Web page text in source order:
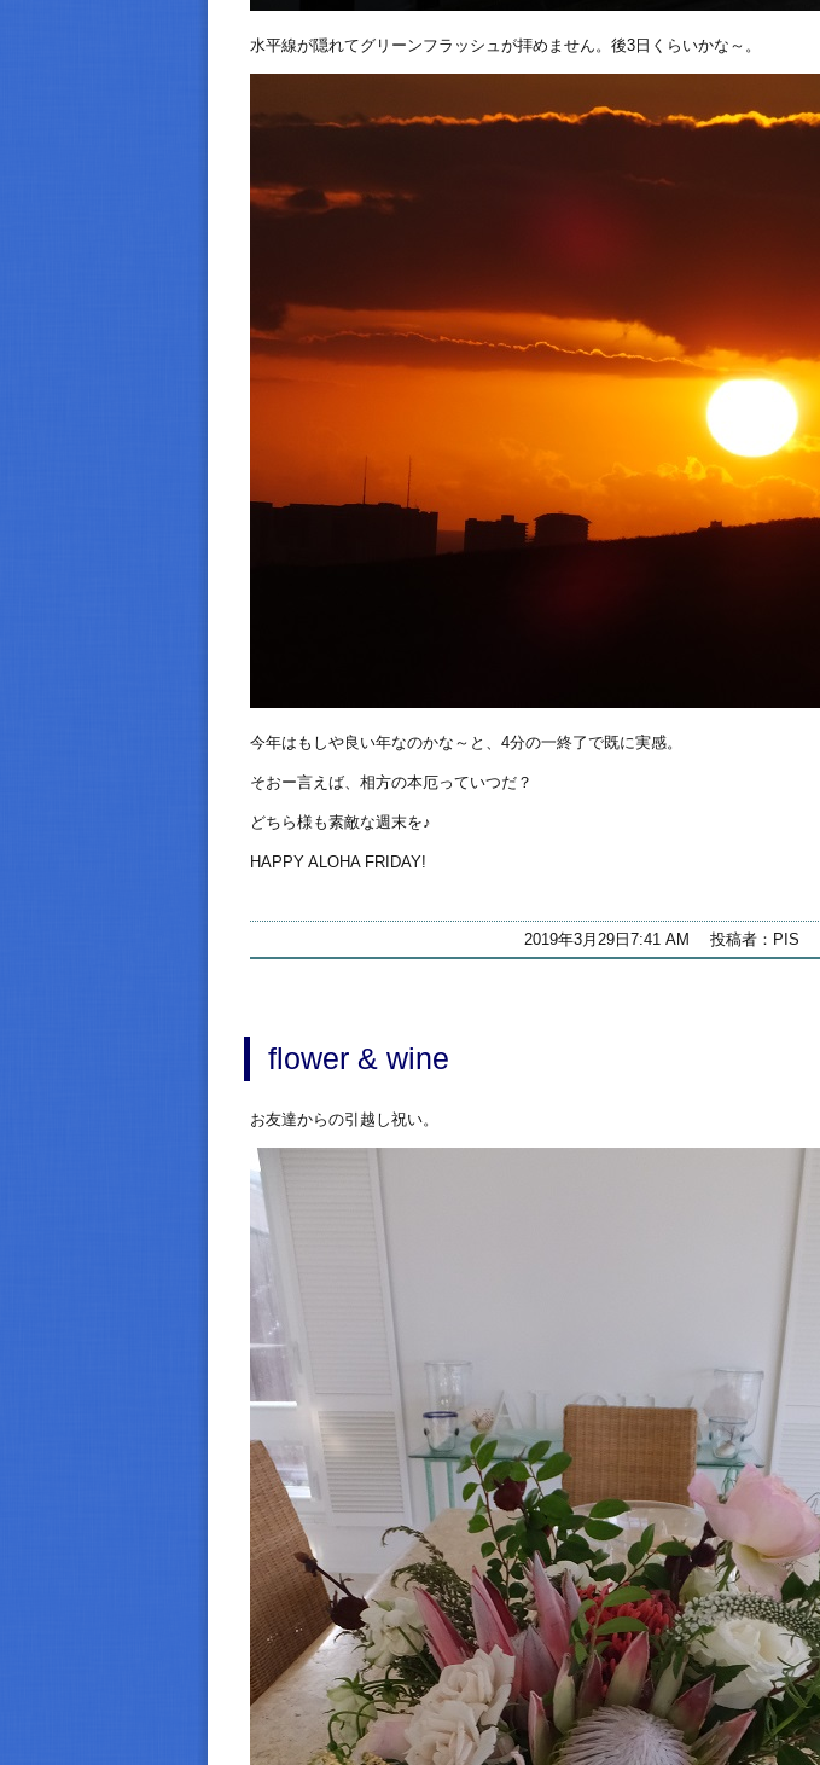
水平線が隠れてグリーンフラッシュが拝めません。後3日くらいかな～。
今年はもしや良い年なのかな～と、4分の一終了で既に実感。
そおー言えば、相方の本厄っていつだ？
どちら様も素敵な週末を♪
HAPPY ALOHA FRIDAY!
2019年3月29日7:41 AM 投稿者：PIS
flower & wine
お友達からの引越し祝い。